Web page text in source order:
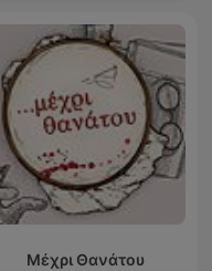
Μέχρι Θανάτου